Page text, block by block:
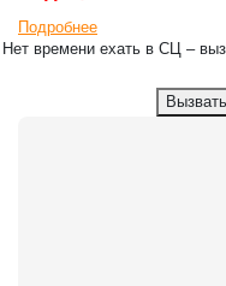
Подробнее
Нет времени ехать в СЦ –